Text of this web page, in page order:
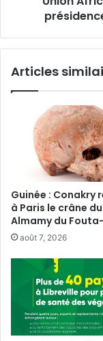
Articles
Guinée : Conakry
à Paris le crâne
Almamy du
août 7, 2026